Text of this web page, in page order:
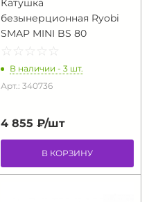
Катушка
безынерционная Ryobi
SMAP MINI BS 80
☆ ☆ ☆ ☆ ☆
★ ★ ★ ★ ★
В наличии - 3 шт.
Арт.: 340736
4 855 ₽/шт
В КОРЗИНУ